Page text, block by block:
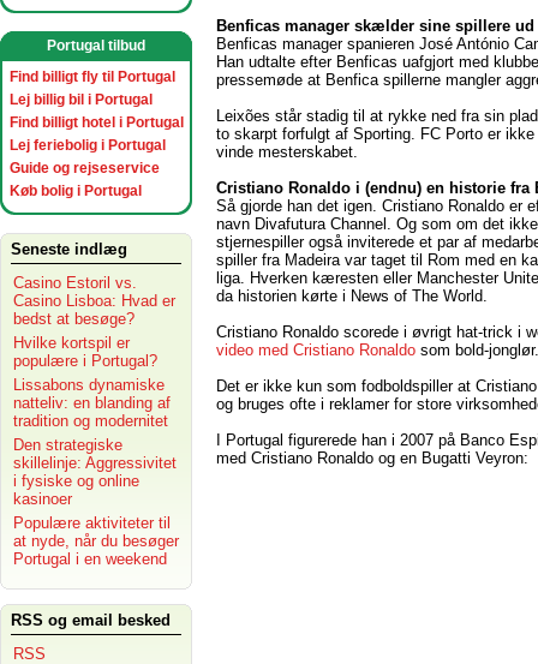
Portugal tilbud
Find billigt fly til Portugal
Lej billig bil i Portugal
Find billigt hotel i Portugal
Lej feriebolig i Portugal
Guide og rejseservice
Køb bolig i Portugal
Seneste indlæg
Casino Estoril vs.
Casino Lisboa: Hvad er
bedst at besøge?
Hvilke kortspil er
populære i Portugal?
Lissabons dynamiske
natteliv: en blanding af
tradition og modernitet
Den strategiske
skillelinje: Aggressivitet
i fysiske og online
kasinoer
Populære aktiviteter til
at nyde, når du besøger
Portugal i en weekend
RSS og email besked
RSS
Benficas manager skælder sine spillere
Benficas manager spanieren José António
Han udtalte efter Benficas uafgjort med
pressemøde at Benfica spillerne mangler
Leixões står stadig til at rykke ned fra sin
to skarpt forfulgt af Sporting. FC Porto er
vinde mesterskabet.
Cristiano Ronaldo i (endnu) en historie fra
Så gjorde han det igen. Cristiano Ronaldo er
navn Divafutura Channel. Og som om det
stjernespiller også inviterede et par af
spiller fra Madeira var taget til Rom med en
liga. Hverken kæresten eller Manchester
da historien kørte i News of The World.
Cristiano Ronaldo scorede i øvrigt hat-trick i
video med Cristiano Ronaldo som bold-jonglør.
Det er ikke kun som fodboldspiller at
og bruges ofte i reklamer for store
I Portugal figurerede han i 2007 på Banco
med Cristiano Ronaldo og en Bugatti Veyron: